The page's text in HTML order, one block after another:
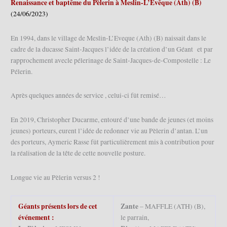
Renaissance et baptême du Pèlerin à Meslin-L’Evêque (Ath) (B)
(24/06/2023)
En 1994, dans le village de Meslin-L’Eveque (Ath) (B) naissait dans le
cadre de la ducasse Saint-Jacques l’idée de la création d’un Géant et par
rapprochement avecle pélerinage de Saint-Jacques-de-Compostelle : Le
Pélerin.
Après quelques années de service , celui-ci fût remisé…
En 2019, Christopher Ducarme, entouré d’une bande de jeunes (et moins
jeunes) porteurs, eurent l’idée de redonner vie au Pèlerin d’antan. L’un
des porteurs, Aymeric Rasse fût particulièrement mis à contribution pour
la réalisation de la tête de cette nouvelle posture.
Longue vie au Pèlerin versus 2 !
Géants présents lors de cet
événement :
Zante– MAFFLE (ATH) (B),
le parrain,